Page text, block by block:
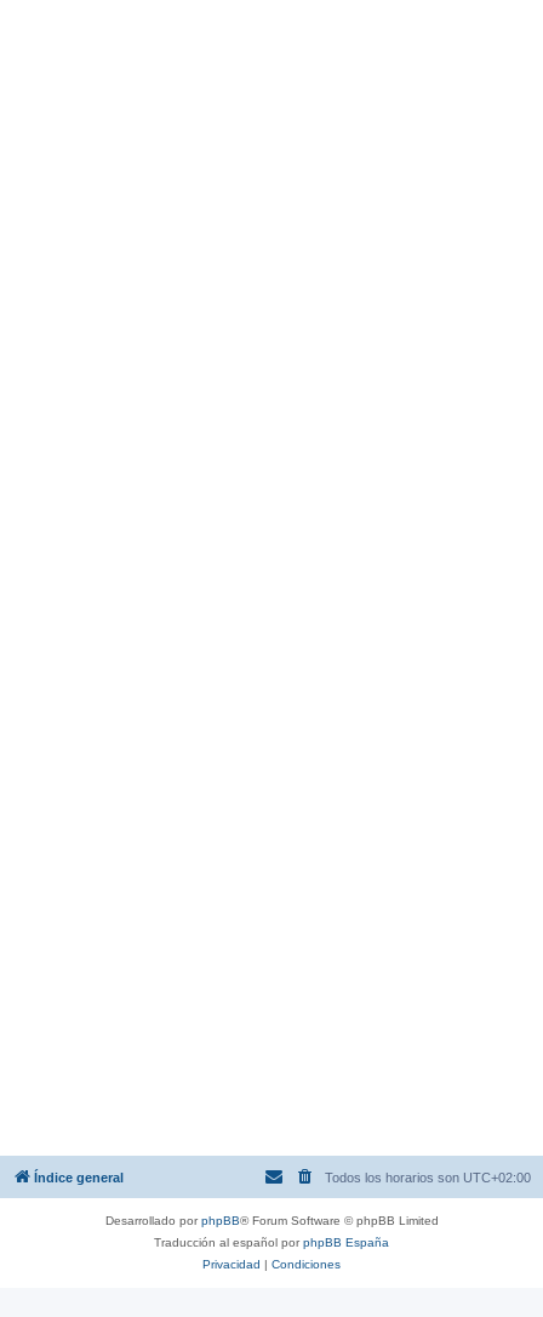
Índice general Todos los horarios son UTC+02:00
Desarrollado porphpBB® Forum Software © phpBB Limited
Traducción al español porphpBB España
Privacidad | Condiciones